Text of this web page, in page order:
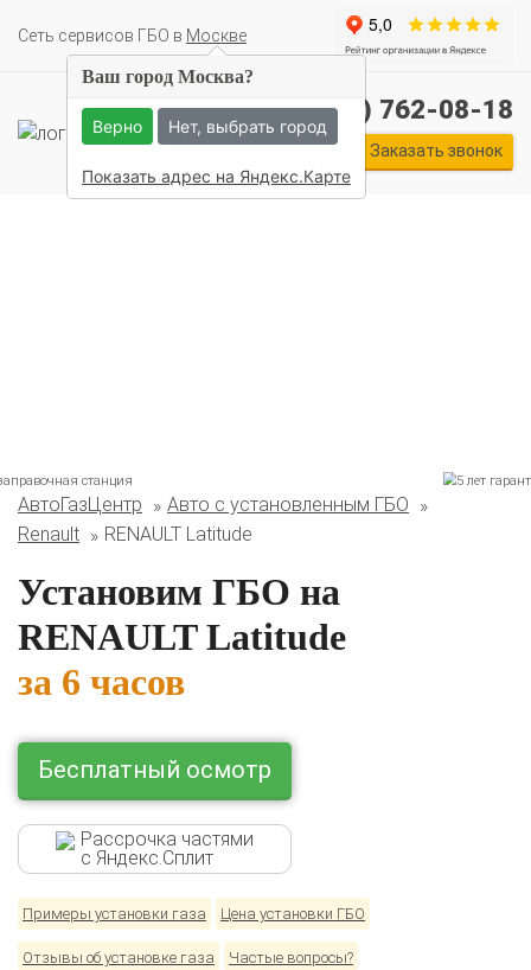
Cеть сервисов ГБО в Москве
Комплекты ГБО на иномарки:
Mazda Mercedes
Renault
Skoda Toyota Volkswagen
+7 (495) 762-08-18
Заказать звонок
АвтоГазЦентр
Авто с установленным ГБО
Renault
RENAULT Latitude
Установим ГБО на
RENAULT Latitude
за 6 часов
Бесплатный осмотр
Рассрочка частями
с Яндекс.Сплит
Примеры установки газа Цена установки ГБО
Отзывы об установке газа Частые вопросы?
Ваш город Москва?
Верно Нет, выбрать город
Показать адрес на Яндекс.Карте